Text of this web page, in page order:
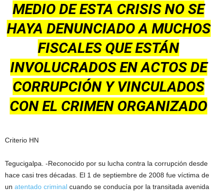
MEDIO DE ESTA CRISIS NO SE
HAYA DENUNCIADO A MUCHOS
FISCALES QUE ESTÁN
INVOLUCRADOS EN ACTOS DE
CORRUPCIÓN Y VINCULADOS
CON EL CRIMEN ORGANIZADO
Criterio HN
Tegucigalpa. -Reconocido por su lucha contra la corrupción desde
hace casi tres décadas. El 1 de septiembre de 2008 fue víctima de
un atentado criminal cuando se conducía por la transitada avenida